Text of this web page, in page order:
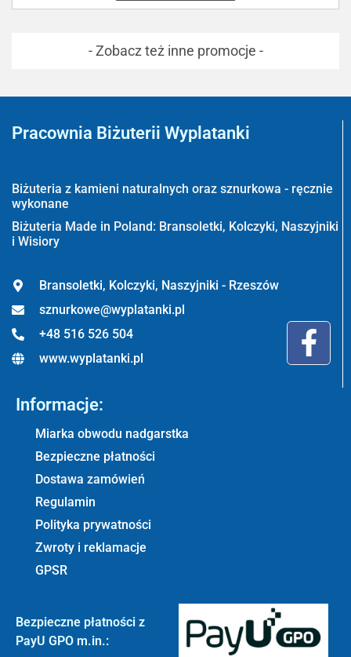
- Zobacz też inne promocje -
Pracownia Biżuterii Wyplatanki
Biżuteria z kamieni naturalnych oraz sznurkowa - ręcznie
wykonane
Biżuteria Made in Poland: Bransoletki, Kolczyki, Naszyjniki
i Wisiory
Bransoletki, Kolczyki, Naszyjniki - Rzeszów
sznurkowe@wyplatanki.pl
+48 516 526 504
www.wyplatanki.pl
Informacje:
Miarka obwodu nadgarstka
Bezpieczne płatności
Dostawa zamówień
Regulamin
Polityka prywatności
Zwroty i reklamacje
GPSR
Bezpieczne płatności z
PayU GPO m.in.: